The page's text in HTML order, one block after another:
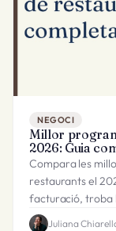
NEGOCI
Millor
2026: Guia
Compara les
restaurants el
facturació, troba
restaurant.
Juliana